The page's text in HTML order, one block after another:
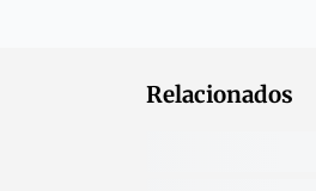
Relacionados